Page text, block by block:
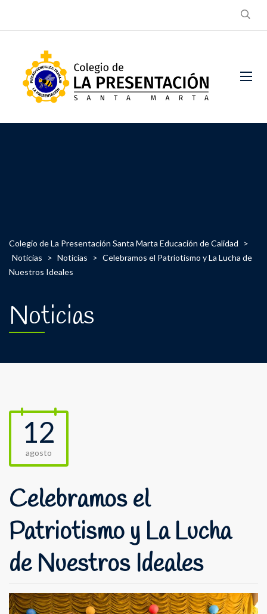
Colegio de La Presentación Santa Marta Educación de Calidad
>
Noticias
> Noticias > Celebramos el Patriotismo y La Lucha de
Nuestros Ideales
Noticias
12
agosto
Celebramos el
Patriotismo y La Lucha
de Nuestros Ideales